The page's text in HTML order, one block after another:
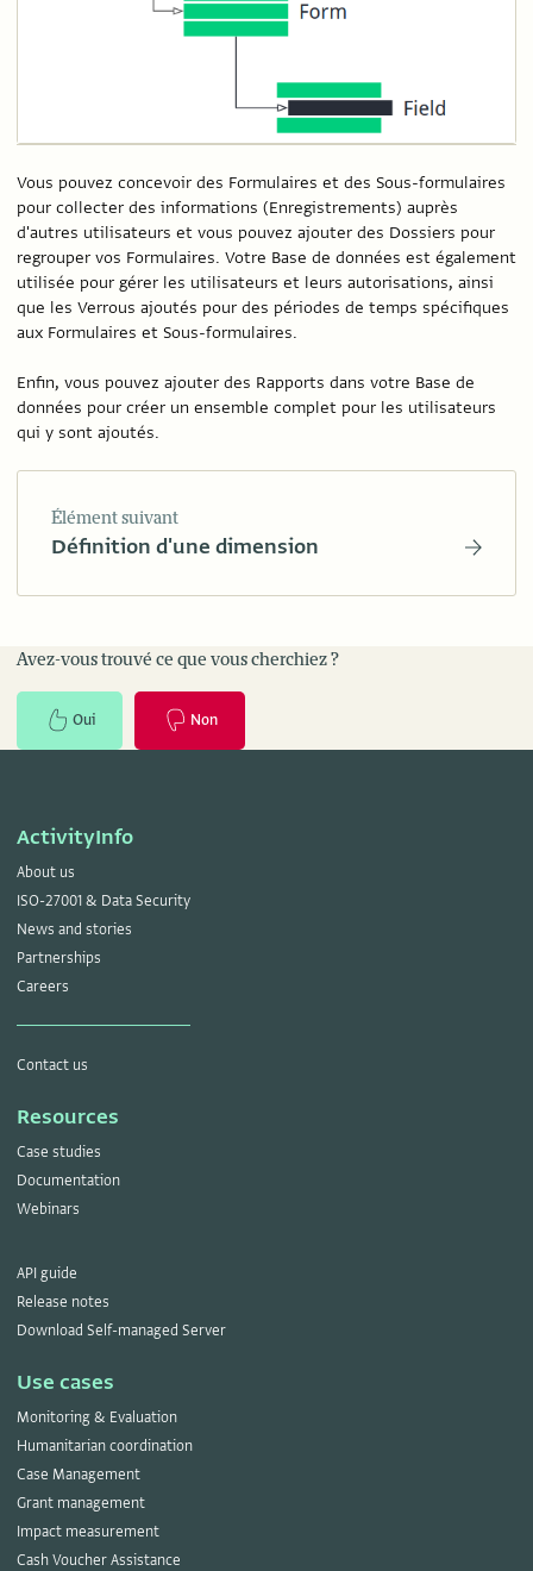
Vous pouvez concevoir des Formulaires et des Sous-formulaires
pour collecter des informations (Enregistrements) auprès
d'autres utilisateurs et vous pouvez ajouter des Dossiers pour
regrouper vos Formulaires. Votre Base de données est également
utilisée pour gérer les utilisateurs et leurs autorisations, ainsi
que les Verrous ajoutés pour des périodes de temps spécifiques
aux Formulaires et Sous-formulaires.
Enfin, vous pouvez ajouter des Rapports dans votre Base de
données pour créer un ensemble complet pour les utilisateurs
qui y sont ajoutés.
Élément suivant
Définition d'une dimension
Avez-vous trouvé ce que vous cherchiez ?
Oui Non
ActivityInfo
About us
ISO-27001 & Data Security
News and stories
Partnerships
Careers
Contact us
Resources
Case studies
Documentation
Webinars
API guide
Release notes
Download Self-managed Server
Use cases
Monitoring & Evaluation
Humanitarian coordination
Case Management
Grant management
Impact measurement
Cash Voucher Assistance